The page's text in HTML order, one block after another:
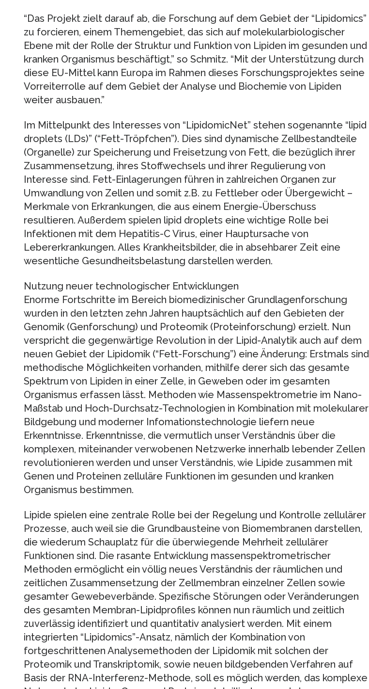
“Das Projekt zielt darauf ab, die Forschung auf dem Gebiet der “Lipidomics”
zu forcieren, einem Themengebiet, das sich auf molekularbiologischer
Ebene mit der Rolle der Struktur und Funktion von Lipiden im gesunden und
kranken Organismus beschäftigt,” so Schmitz. “Mit der Unterstützung durch
diese EU-Mittel kann Europa im Rahmen dieses Forschungsprojektes seine
Vorreiterrolle auf dem Gebiet der Analyse und Biochemie von Lipiden
weiter ausbauen.”
Im Mittelpunkt des Interesses von “LipidomicNet” stehen sogenannte “lipid
droplets (LDs)” (“Fett-Tröpfchen”). Dies sind dynamische Zellbestandteile
(Organelle) zur Speicherung und Freisetzung von Fett, die bezüglich ihrer
Zusammensetzung, ihres Stoffwechsels und ihrer Regulierung von
Interesse sind. Fett-Einlagerungen führen in zahlreichen Organen zur
Umwandlung von Zellen und somit z.B. zu Fettleber oder Übergewicht –
Merkmale von Erkrankungen, die aus einem Energie-Überschuss
resultieren. Außerdem spielen lipid droplets eine wichtige Rolle bei
Infektionen mit dem Hepatitis-C Virus, einer Hauptursache von
Lebererkrankungen. Alles Krankheitsbilder, die in absehbarer Zeit eine
wesentliche Gesundheitsbelastung darstellen werden.
Nutzung neuer technologischer Entwicklungen
Enorme Fortschritte im Bereich biomedizinischer Grundlagenforschung
wurden in den letzten zehn Jahren hauptsächlich auf den Gebieten der
Genomik (Genforschung) und Proteomik (Proteinforschung) erzielt. Nun
verspricht die gegenwärtige Revolution in der Lipid-Analytik auch auf dem
neuen Gebiet der Lipidomik (“Fett-Forschung”) eine Änderung: Erstmals sind
methodische Möglichkeiten vorhanden, mithilfe derer sich das gesamte
Spektrum von Lipiden in einer Zelle, in Geweben oder im gesamten
Organismus erfassen lässt. Methoden wie Massenspektrometrie im Nano-
Maßstab und Hoch-Durchsatz-Technologien in Kombination mit molekularer
Bildgebung und moderner Infomationstechnologie liefern neue
Erkenntnisse. Erkenntnisse, die vermutlich unser Verständnis über die
komplexen, miteinander verwobenen Netzwerke innerhalb lebender Zellen
revolutionieren werden und unser Verständnis, wie Lipide zusammen mit
Genen und Proteinen zelluläre Funktionen im gesunden und kranken
Organismus bestimmen.
Lipide spielen eine zentrale Rolle bei der Regelung und Kontrolle zellulärer
Prozesse, auch weil sie die Grundbausteine von Biomembranen darstellen,
die wiederum Schauplatz für die überwiegende Mehrheit zellulärer
Funktionen sind. Die rasante Entwicklung massenspektrometrischer
Methoden ermöglicht ein völlig neues Verständnis der räumlichen und
zeitlichen Zusammensetzung der Zellmembran einzelner Zellen sowie
gesamter Gewebeverbände. Spezifische Störungen oder Veränderungen
des gesamten Membran-Lipidprofiles können nun räumlich und zeitlich
zuverlässig identifiziert und quantitativ analysiert werden. Mit einem
integrierten “Lipidomics”-Ansatz, nämlich der Kombination von
fortgeschrittenen Analysemethoden der Lipidomik mit solchen der
Proteomik und Transkriptomik, sowie neuen bildgebenden Verfahren auf
Basis der RNA-Interferenz-Methode, soll es möglich werden, das komplexe